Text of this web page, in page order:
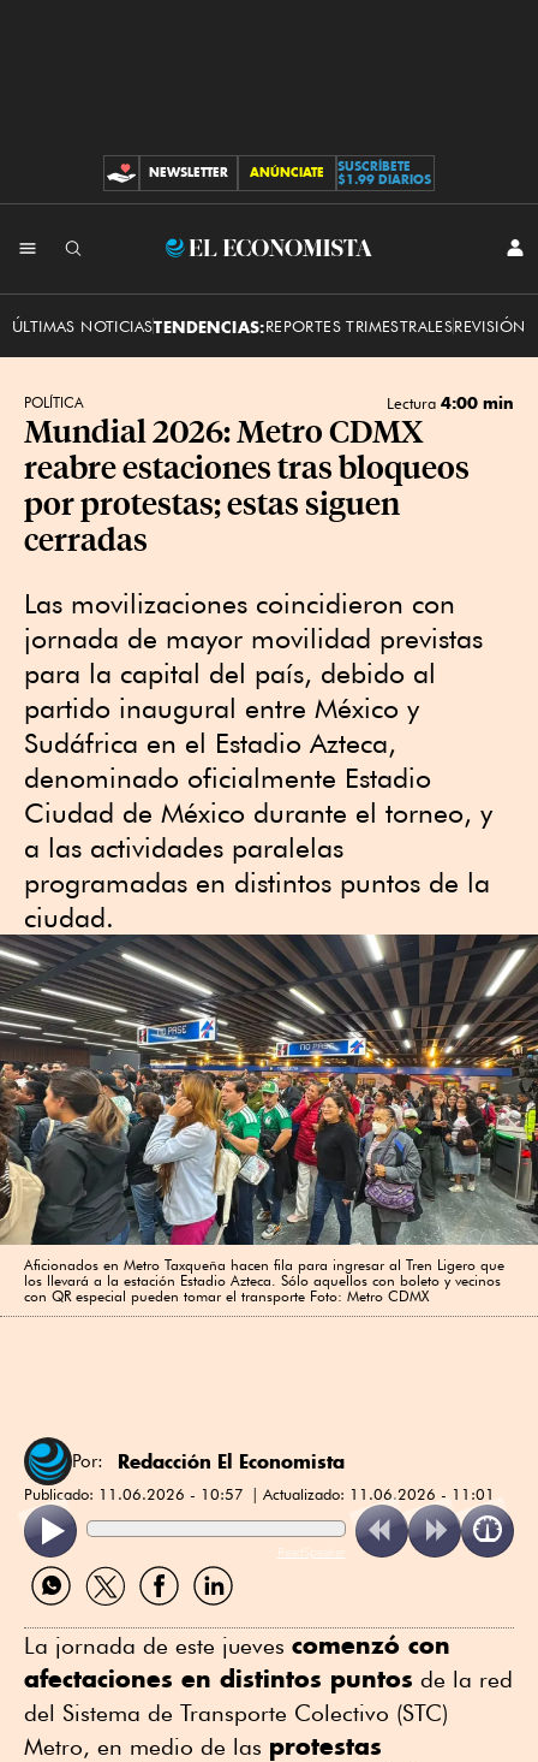
CONTRIBUCIONES
NEWSLETTER ANÚNCIATE
SUSCRÍBETE
$1.99 DIARIOS
El
ÚLTIMAS NOTICIASTENDENCIAS:REPORTES TRIMESTRALESREVISIÓN
POLÍTICA Lectura 4:00 min
Mundial 2026: Metro CDMX
reabre estaciones tras bloqueos
por protestas; estas siguen
cerradas
Las movilizaciones coincidieron con
jornada de mayor movilidad previstas
para la capital del país, debido al
partido inaugural entre México y
Sudáfrica en el Estadio Azteca,
denominado oficialmente Estadio
Ciudad de México durante el torneo, y
a las actividades paralelas
programadas en distintos puntos de la
ciudad.
Aficionados en Metro Taxqueña hacen fila para ingresar al Tren Ligero que
los llevará a la estación Estadio Azteca. Sólo aquellos con boleto y vecinos
con QR especial pueden tomar el transporte Foto: Metro CDMX
Por: Redacción El Economista
Publicado: 11.06.2026 - 10:57 Actualizado: 11.06.2026 - 11:01
ReadSpeaker
Compartir
por
Compartir
por
Compartir
por
Compartir
por
La jornada de este jueves comenzó con
afectaciones en distintos puntos de la red
del Sistema de Transporte Colectivo (STC)
Metro, en medio de las protestas